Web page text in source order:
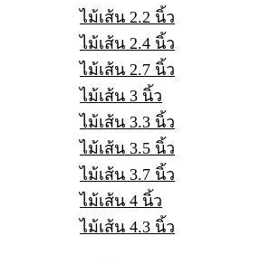
ไม้เส้น 2.2 นิ้ว
ไม้เส้น 2.4 นิ้ว
ไม้เส้น 2.7 นิ้ว
ไม้เส้น 3 นิ้ว
ไม้เส้น 3.3 นิ้ว
ไม้เส้น 3.5 นิ้ว
ไม้เส้น 3.7 นิ้ว
ไม้เส้น 4 นิ้ว
ไม้เส้น 4.3 นิ้ว